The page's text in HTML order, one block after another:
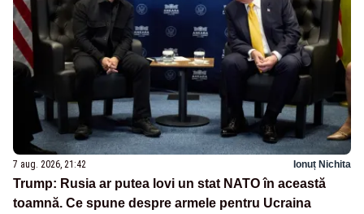
7 aug. 2026, 21:42 Ionuț Nichita
Trump: Rusia ar putea lovi un stat NATO în această
toamnă. Ce spune despre armele pentru Ucraina